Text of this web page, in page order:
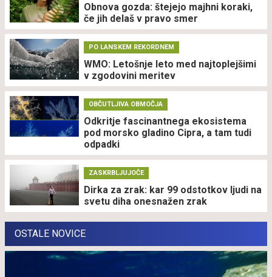
Obnova gozda: štejejo majhni koraki,
če jih delaš v pravo smer
PO LANSKEM REKORDNEM
WMO: Letošnje leto med najtoplejšimi
v zgodovini meritev
OBČUTLJIVA OBMOČJA
Odkritje fascinantnega ekosistema
pod morsko gladino Cipra, a tam tudi
odpadki
ZASKRBLJUJOČE
Dirka za zrak: kar 99 odstotkov ljudi na
svetu diha onesnažen zrak
OSTALE NOVICE